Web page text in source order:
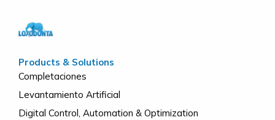
Products & Solutions
Completaciones
Levantamiento Artificial
Digital Control, Automation & Optimization